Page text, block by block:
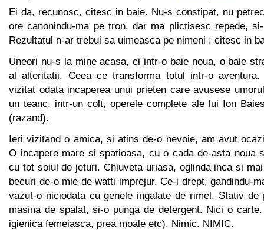
Ei da, recunosc, citesc in baie. Nu-s constipat, nu
ore canonindu-ma pe tron, dar ma plictisesc repede,
Rezultatul n-ar trebui sa uimeasca pe nimeni : citesc in
Uneori nu-s la mine acasa, ci intr-o baie noua, o baie
al alteritatii. Ceea ce transforma totul intr-o
vizitat odata incaperea unui prieten care avusese
un teanc, intr-un colt, operele complete ale lui Ion
(razand).
Ieri vizitand o amica, si atins de-o nevoie, am avut
O incapere mare si spatioasa, cu o cada de-asta noua
cu tot soiul de jeturi. Chiuveta uriasa, oglinda inca si
becuri de-o mie de watti imprejur. Ce-i drept, gandindu-
vazut-o niciodata cu genele ingalate de rimel. Stativ de
masina de spalat, si-o punga de detergent. Nici o
igienica femeiasca, prea moale etc). Nimic. NIMIC.